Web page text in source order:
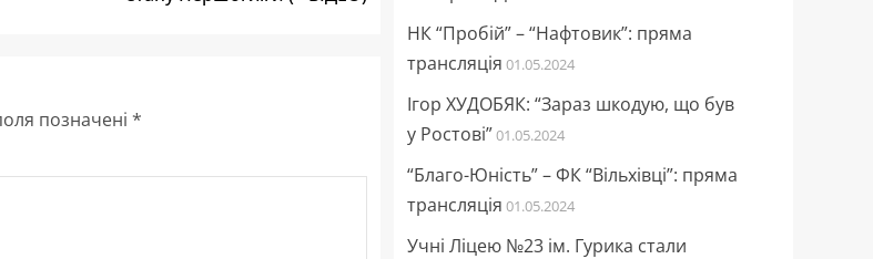
позначені *
НК “Пробій” – “Нафтовик”: пряма
трансляція 01.05.2024
Ігор ХУДОБЯК: “Зараз шкодую, що був
у Ростові”01.05.2024
“Благо-Юність” – ФК “Вільхівці”: пряма
трансляція 01.05.2024
Учні Ліцею №23 ім. Гурика стали